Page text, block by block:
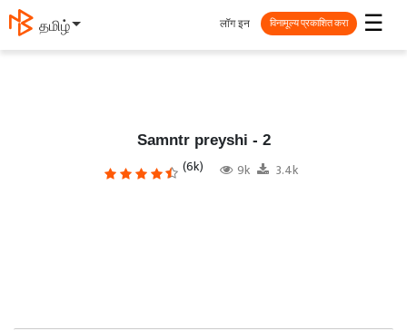
தமிழ் ☰
लॉग इन विनामूल्य प्रकाशित करा
Samntr preyshi - 2
(6k) 9k 3.4k